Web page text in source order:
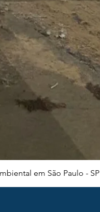
em São Paulo - SP